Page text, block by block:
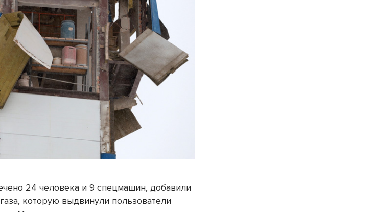
24 человека и 9 спецмашин, добавили
которую выдвинули пользователи